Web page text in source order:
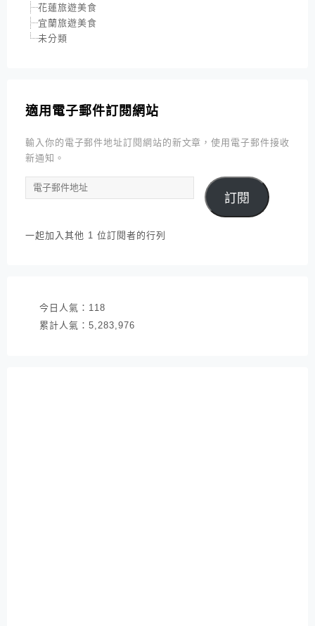
花蓮旅遊美食
宜蘭旅遊美食
未分類
適用電子郵件訂閱網站
輸入你的電子郵件地址訂閱網站的新文章，使用電子郵件接收
新通知。
電
子
件
訂閱
一起加入其他 1 位訂閱者的行列
今日人氣： 118
累計人氣： 5,283,976